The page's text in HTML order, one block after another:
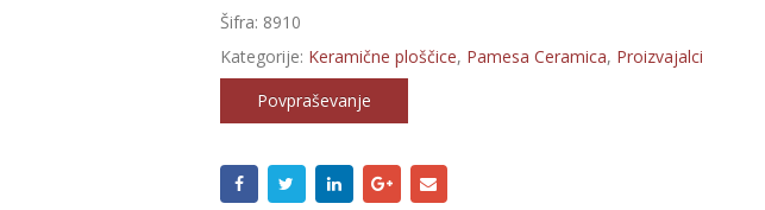
Šifra: 8910
Kategorije: Keramične ploščice, Pamesa Ceramica, Proizvajalci
Povpraševanje